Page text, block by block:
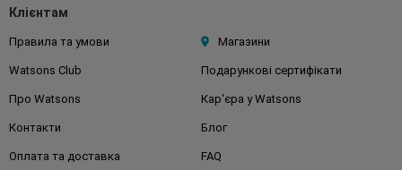
Клієнтам
Правила та умови Магазини
Watsons Club Подарункові сертифікати
Про Watsons Кар'єра у Watsons
Контакти Блог
Оплата та доставка FAQ